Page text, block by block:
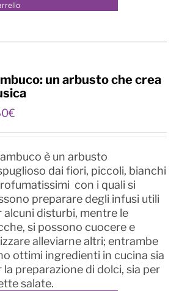
un arbusto che crea
€
è un arbusto
dai fiori, piccoli, bianchi
con i quali si
preparare degli infusi utili
alcuni disturbi, mentre le
si possono cuocere e
alleviarne altri; entrambe
ottimi ingredienti in cucina sia
la preparazione di dolci, sia per
salate.